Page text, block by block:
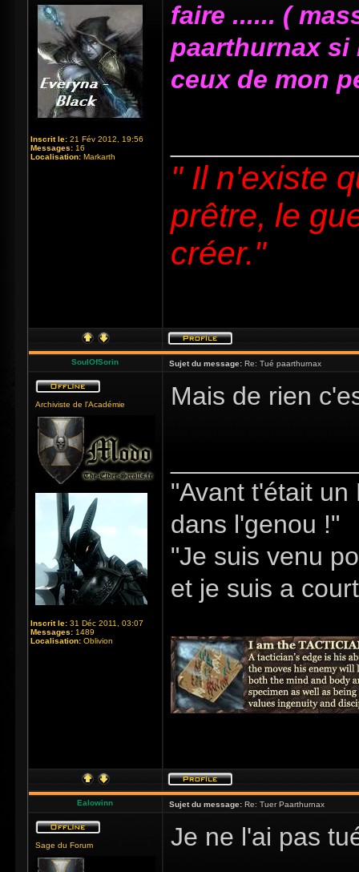
Inscrit le: 21 Fév 2012, 19:56
Messages: 16
Localisation: Markarth
faire ...... (
paarthurnax si
ceux de mon
" Il n'existe
prêtre, le
créer."
SoulOfSorin Sujet du message: Re: Tué paarthurnax
Archiviste de l'Académie
Inscrit le: 31 Déc 2011, 03:07
Messages: 1489
Localisation: Oblivion
Mais de rien
"Avant t'était
dans l'genou !"
"Je suis venu
et je suis a
Ealowinn Sujet du message: Re: Tuer Paarthurnax
Sage du Forum Je ne l'ai pas